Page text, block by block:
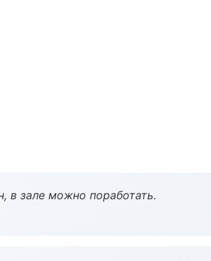
в зале можно поработать.